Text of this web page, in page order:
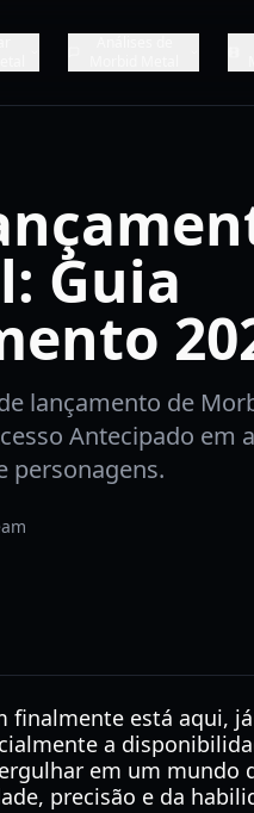
Guia
lançamento de
Antecipado em
personagens.
finalmente está aqui,
a
em um mundo
precisão e da